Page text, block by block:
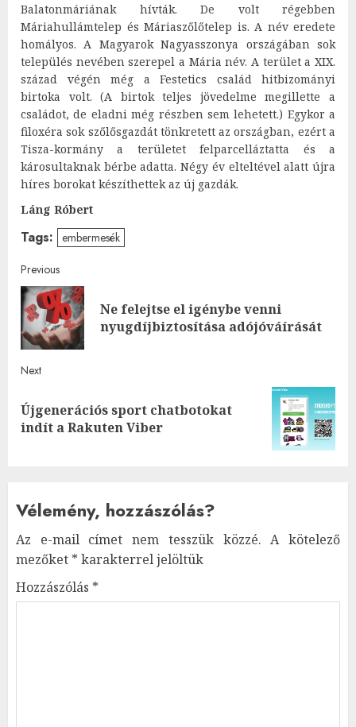
Balatonmáriának hívták. De volt régebben
Máriahullámtelep és Máriaszőlőtelep is. A név eredete
homályos. A Magyarok Nagyasszonya országában sok
település nevében szerepel a Mária név. A terület a XIX.
század végén még a Festetics család
hitbizományi
birtoka volt. (A birtok teljes jövedelme megillette a
családot, de eladni még részben sem lehetett.) Egykor a
filoxéra sok szőlősgazdát tönkretett az országban, ezért a
Tisza-kormány a területet felparcelláztatta és a
károsultaknak bérbe adatta. Négy év elteltével alatt újra
híres borokat készíthettek az új gazdák.
Láng Róbert
Tags: embermesék
Post
navigation
Previous
Ne felejtse el igénybe venni
nyugdíjbiztosítása adójóváírását
Next
Next
post:
Újgenerációs sport chatbotokat
indít a Rakuten Viber
Vélemény, hozzászólás?
Az e-mail címet nem tesszük közzé. A kötelező
mezőket * karakterrel jelöltük
Hozzászólás *